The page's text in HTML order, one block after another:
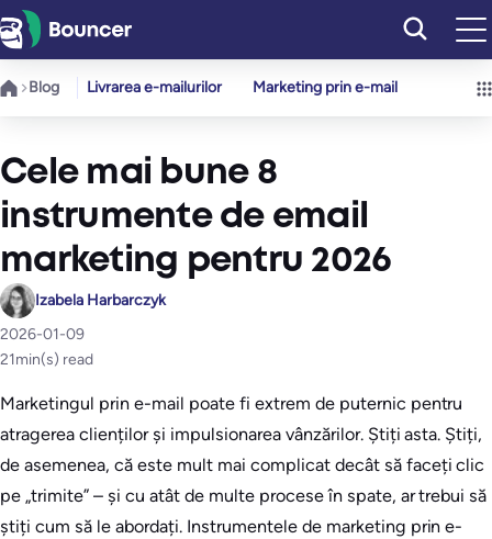
Sari
la
conținut
Blog Livrarea e-mailurilor Marketing prin e-mail
Cele mai bune 8
instrumente de email
marketing pentru 2026
Izabela Harbarczyk
2026-01-09
21min(s) read
Marketingul prin e-mail poate fi extrem de puternic pentru
atragerea clienților și impulsionarea vânzărilor. Știți asta. Știți,
de asemenea, că este mult mai complicat decât să faceți clic
pe „trimite” – și cu atât de multe procese în spate, ar trebui să
știți cum să le abordați. Instrumentele de marketing prin e-